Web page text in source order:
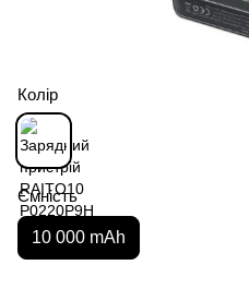
Колір
Ємність
10 000 mAh